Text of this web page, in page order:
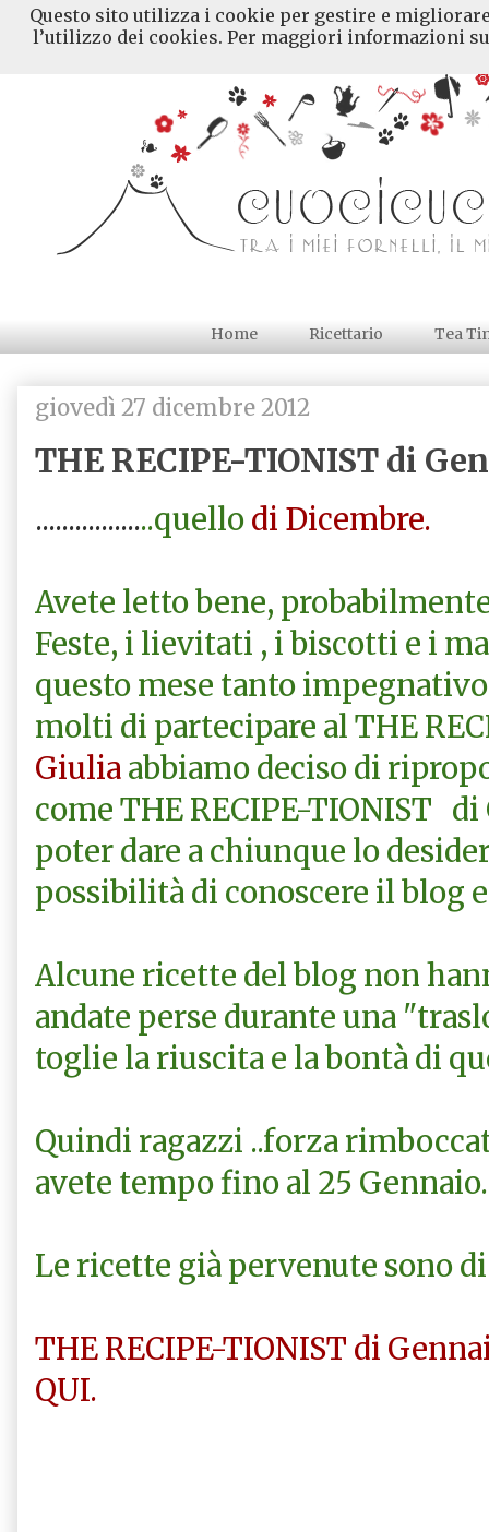
Home Ricettario Tea
giovedì 27 dicembre 2012
THE RECIPE-TIONIST di
..................quello di Dicembre.
Avete letto bene,
Feste, i lievitati , i biscotti e i
questo mese tanto
molti di partecipare al THE
Giulia abbiamo deciso di
come THE RECIPE-TIONIST
poter dare a chiunque lo
possibilità di conoscere il blog
Alcune ricette del blog non
andate perse durante una
toglie la riuscita e la bontà di
Quindi ragazzi ..forza
avete tempo fino al 25 Gennaio.
Le ricette già pervenute sono
THE RECIPE-TIONIST di
QUI.
Questo sito utilizza i cookie per gestire e
l’utilizzo dei cookies. Per maggiori informazioni